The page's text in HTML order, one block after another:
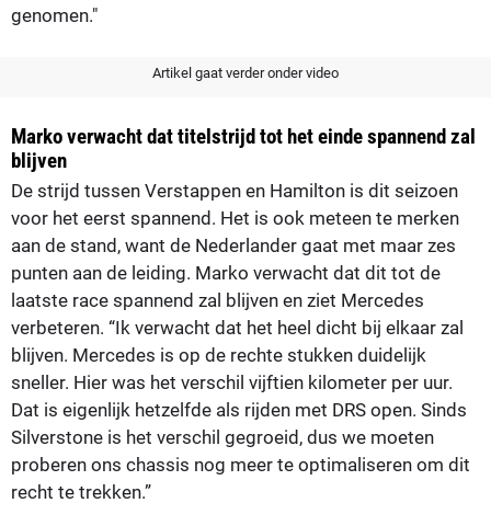
genomen."
Artikel gaat verder onder video
Marko verwacht dat titelstrijd tot het einde spannend zal
blijven
De strijd tussen Verstappen en Hamilton is dit seizoen
voor het eerst spannend. Het is ook meteen te merken
aan de stand, want de Nederlander gaat met maar zes
punten aan de leiding. Marko verwacht dat dit tot de
laatste race spannend zal blijven en ziet Mercedes
verbeteren. “Ik verwacht dat het heel dicht bij elkaar zal
blijven. Mercedes is op de rechte stukken duidelijk
sneller. Hier was het verschil vijftien kilometer per uur.
Dat is eigenlijk hetzelfde als rijden met DRS open. Sinds
Silverstone is het verschil gegroeid, dus we moeten
proberen ons chassis nog meer te optimaliseren om dit
recht te trekken.”